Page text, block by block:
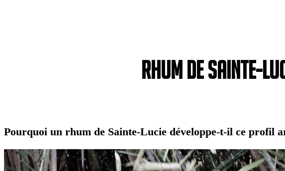
Rhum de Sainte-
Pourquoi un rhum de Sainte-Lucie développe-t-il ce profil